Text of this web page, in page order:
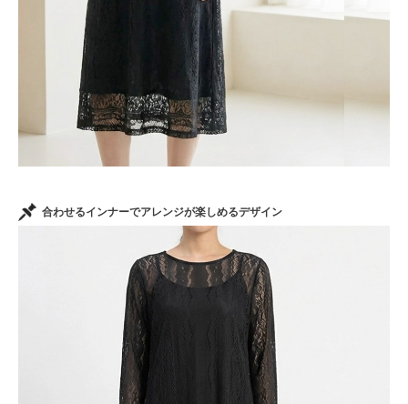
合わせるインナーでアレンジが楽しめるデザイン